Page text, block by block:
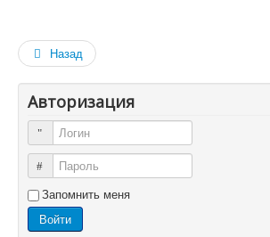
Назад
Авторизация
Логин
Пароль
Запомнить меня
Войти